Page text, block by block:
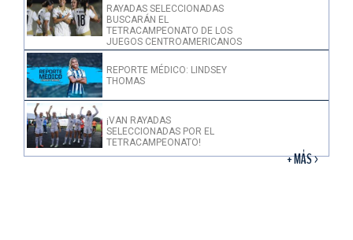
RAYADAS SELECCIONADAS
BUSCARÁN EL
TETRACAMPEONATO DE LOS
JUEGOS CENTROAMERICANOS
REPORTE MÉDICO: LINDSEY
THOMAS
¡VAN RAYADAS
SELECCIONADAS POR EL
TETRACAMPEONATO!
+ MÁS >